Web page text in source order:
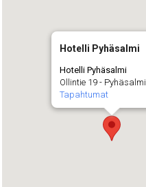
Hotelli Pyhäsalmi
Hotelli Pyhäsalmi
Ollintie 19 - Pyhäsalmi
Tapahtumat